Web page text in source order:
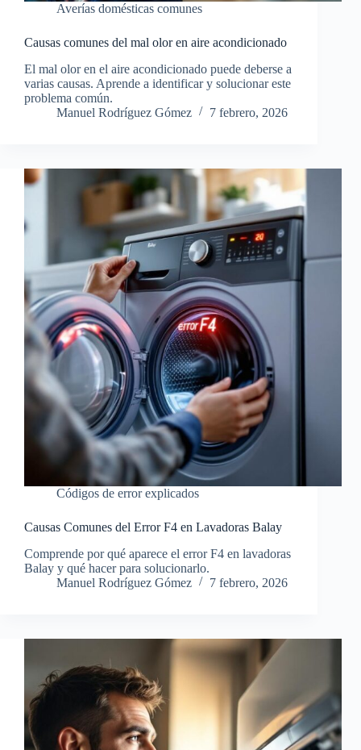
Averías domésticas comunes
Causas comunes del mal olor en aire acondicionado
El mal olor en el aire acondicionado puede deberse a
varias causas. Aprende a identificar y solucionar este
problema común.
Manuel Rodríguez Gómez
7 febrero, 2026
Códigos de error explicados
Causas Comunes del Error F4 en Lavadoras Balay
Comprende por qué aparece el error F4 en lavadoras
Balay y qué hacer para solucionarlo.
Manuel Rodríguez Gómez
7 febrero, 2026